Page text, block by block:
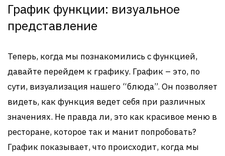
График функции: визуальное
представление
Теперь, когда мы познакомились с функцией,
давайте перейдем к графику. График – это, по
сути, визуализация нашего “блюда”. Он позволяет
видеть, как функция ведет себя при различных
значениях. Не правда ли, это как красивое меню в
ресторане, которое так и манит попробовать?
График показывает, что происходит, когда мы